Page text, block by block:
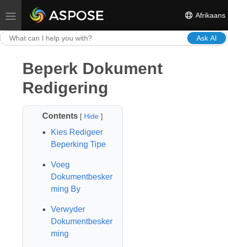
Toggle navigation Afrikaans
Ask AI
Beperk Dokument
Redigering
Contents [ Hide]
Kies Redigeer
Beperking Tipe
Voeg
Dokumentbesker
ming By
Verwyder
Dokumentbesker
ming